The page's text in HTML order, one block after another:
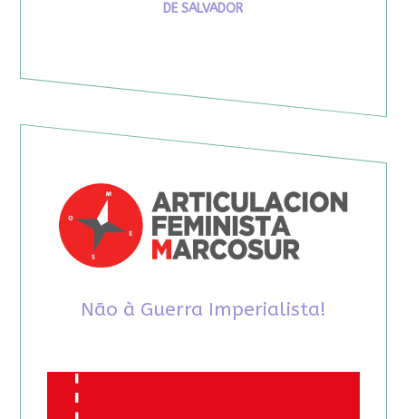
DE SALVADOR
Não à Guerra Imperialista!